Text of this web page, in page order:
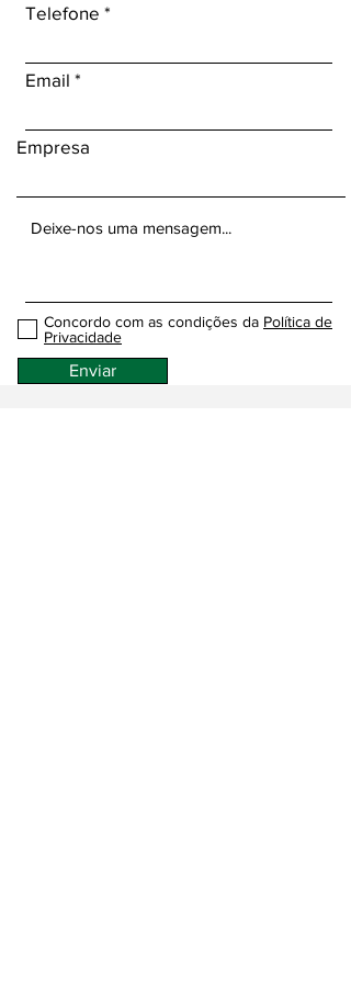
Telefone
Email
Empresa
Concordo com as condições da Política de
Privacidade
Enviar